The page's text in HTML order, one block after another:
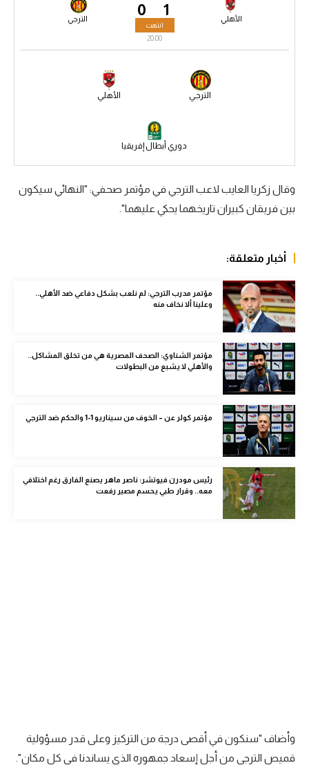
الدوري الإسباني
كرة سلة
كرة يد
الوطن العربي
في المونديال
رياضة نسائية
آسيا
أمريكا
ركن الألعاب
أقسام خاصة
Gamers
ميركاتو
1 الأهلي 0 الترجي
انتهت
20:00
الترجي الأهلي
دوري أبطال إفريقيا
وقال زكريا العايب لاعب الترجي في مؤتمر صحفي: "النهائي سيكون
بين فريقان كبيران تاريخهما يحكي عليهما".
أخبار متعلقة:
مؤتمر مدرب الترجي: لم نلعب بشكل دفاعي ضد الأهلي..
وعلينا ألا نخاف منه
مؤتمر الشناوي: الصحف المصرية هي من تخلق المشاكل..
والأهلي لا يشبع من البطولات
مؤتمر كولر عن – الخوف من سيناريو 1-1 والحكم ضد الترجي
رئيس مودرن فيوتشر: ناصر ماهر يصنع الفارق رغم اختلافي
معه.. وقرار طبي يحسم مصير رفعت
وأضاف "سنكون في أقصى درجة من التركيز وعلى قدر مسؤولية
قميص الترجي من أجل إسعاد جمهوره الذي يساندنا في كل مكان".